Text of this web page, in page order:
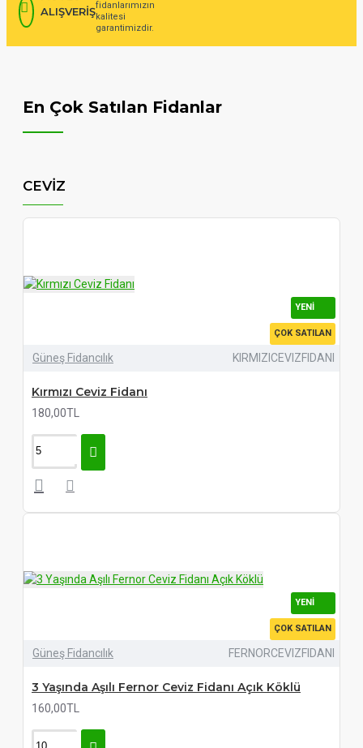
ALIŞVERİŞfidanlarımızın
kalitesi
garantimizdir.
En Çok Satılan Fidanlar
CEVİZ
YENI
ÇOK SATILAN
Güneş Fidancılık KIRMIZICEVIZFIDANI
Kırmızı Ceviz Fidanı
180,00TL
YENI
ÇOK SATILAN
Güneş Fidancılık FERNORCEVIZFIDANI
3 Yaşında Aşılı Fernor Ceviz Fidanı Açık Köklü
160,00TL